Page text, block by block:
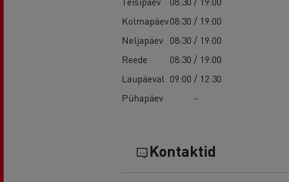
Kolmapäev08:30 / 19:00
Neljapäev 08:30 / 19:00
Reede
08:30 / 19:00
Laupäeval 09:00 / 12:30
Pühapäev
-
Kontaktid